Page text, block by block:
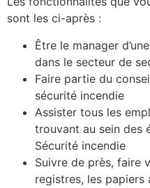
sont les ci-après :
Être le manager
dans le secteur de
Faire partie du
sécurité incendie
Assister tous les
trouvant au sein des
Sécurité incendie
Suivre de près, faire
registres, les